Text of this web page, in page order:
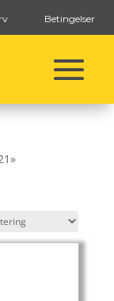
Betingelser